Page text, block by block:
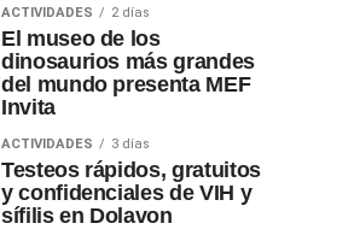
ACTIVIDADES 2 días
El museo de los
dinosaurios más grandes
del mundo presenta MEF
Invita
ACTIVIDADES 3 días
Testeos rápidos, gratuitos
y confidenciales de VIH y
sífilis en Dolavon